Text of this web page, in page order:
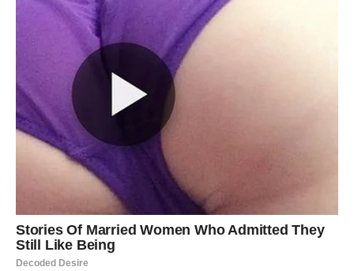
dolazi upravo zato što je neko prepoznao koliko vrijedite.
To će vam vratiti samopouzdanje i motivaciju.